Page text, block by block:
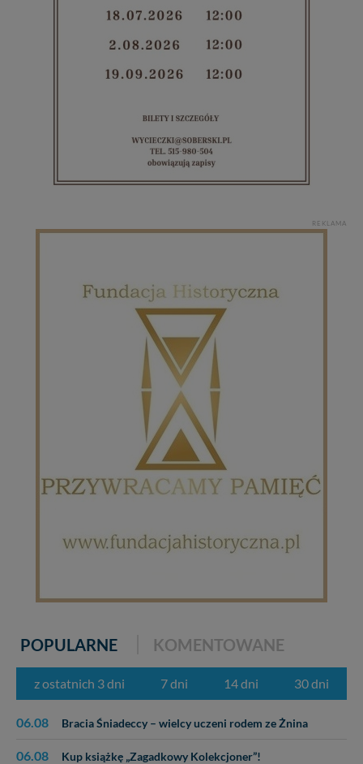
REKLAMA
POPULARNE KOMENTOWANE
z ostatnich 3 dni 7 dni 14 dni 30 dni
06.08 Bracia Śniadeccy – wielcy uczeni rodem ze Żnina
06.08 Kup książkę „Zagadkowy Kolekcjoner”!